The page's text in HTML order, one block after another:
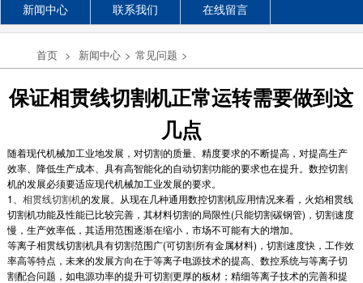
新闻中心
联系我们 在线留言
首页 > 新闻中心 > 常见问题 >
保证相贯线切割机正常运转需要做到这
几点
随着现代机械加工业地发展，对切割的质量、精度要求的不断提高，对提高生产
效率、降低生产成本、具有高智能化的自动切割功能的要求也在提升。数控切割
机的发展必须要适应现代机械加工业发展的要求。
1、 相贯线切割机的发展。从现在几种通用数控切割机应用情况来看，火焰相贯线
切割机功能及性能已比较完善，其材料切割的局限性(只能切割碳钢管)，切割速度
慢，生产效率低，其适用范围逐渐在缩小，市场不可能有大的增加。
等离子相贯线切割机具有切割范围广(可切割所有金属材料)，切割速度快，工作效
率高等特点，未来的发展方向在于等离子电源技术的提高、数控系统与等离子切
割配合问题，如电源功率的提升可切割更厚的板材；精细等离子技术的完善和提